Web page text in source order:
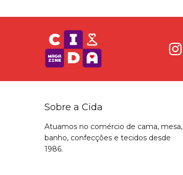
Sobre a Cida
Atuamos no comércio de cama, mesa,
banho, confecções e tecidos desde
1986.